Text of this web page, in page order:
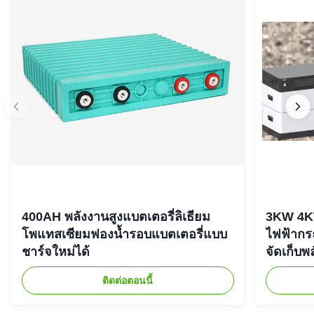
400AH พลังงานสูงแบตเตอรี่ลิเธียม
โพแทสเซียมฟองน้ำรอบแบตเตอรี่แบบ
ชาร์จใหม่ได้
ติดต่อตอนนี้
3KW
ไฟฟ้าก
จัดเก็บพ